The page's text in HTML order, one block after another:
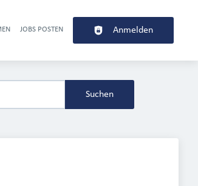
JOBS POSTEN Anmelden
Suchen